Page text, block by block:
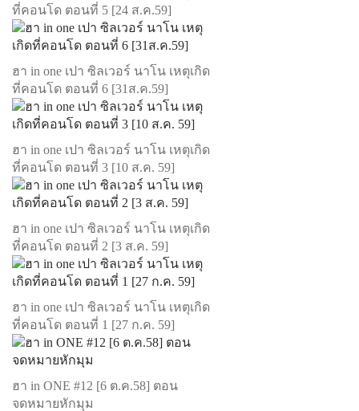
ที่คอนโด ตอนที่ 5 [24 ส.ค.59]
ฮา in one เปา ซิลเวอร์ นาโน เหตุเกิด
ที่คอนโด ตอนที่ 6 [31ส.ค.59]
ฮา in one เปา ซิลเวอร์ นาโน เหตุเกิด
ที่คอนโด ตอนที่ 3 [10 ส.ค. 59]
ฮา in one เปา ซิลเวอร์ นาโน เหตุเกิด
ที่คอนโด ตอนที่ 2 [3 ส.ค. 59]
ฮา in one เปา ซิลเวอร์ นาโน เหตุเกิด
ที่คอนโด ตอนที่ 1 [27 ก.ค. 59]
ฮา in ONE #12 [6 ต.ค.58] ตอน
จดหมายหักมุม